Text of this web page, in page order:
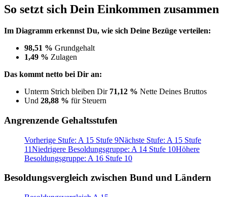
So setzt sich Dein Einkommen zusammen
Im Diagramm erkennst Du, wie sich Deine Bezüge verteilen:
98,51 % Grundgehalt
1,49 % Zulagen
Das kommt netto bei Dir an:
Unterm Strich bleiben Dir 71,12 % Nette Deines Bruttos
Und 28,88 % für Steuern
Angrenzende Gehaltsstufen
Vorherige Stufe: A 15 Stufe 9Nächste Stufe: A 15 Stufe
11Niedrigere Besoldungsgruppe: A 14 Stufe 10Höhere
Besoldungsgruppe: A 16 Stufe 10
Besoldungsvergleich zwischen Bund und Ländern